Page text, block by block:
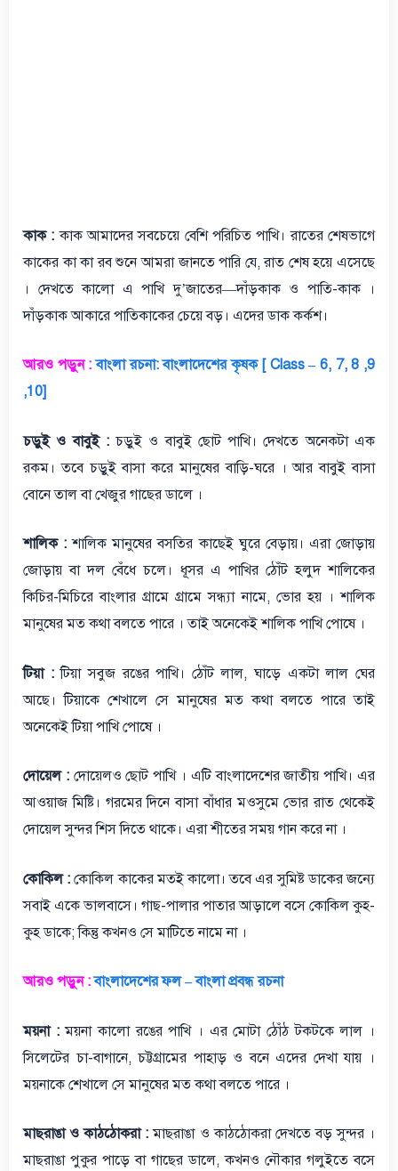
কাক :কাক আমাদের সবচেয়ে বেশি পরিচিত পাখি। রাতের শেষভাগে
কাকের কা কা রব শুনে আমরা জানতে পারি যে, রাত শেষ হয়ে এসেছে
। দেখতে কালো এ পাখি দু’জাতের—দাঁড়কাক ও পাতি-কাক ।
দাঁড়কাক আকারে পাতিকাকের চেয়ে বড়। এদের ডাক কর্কশ।
আরও পড়ুন : বাংলা রচনা: বাংলাদেশের কৃষক [ Class – 6, 7, 8 ,9
,10]
চড়ুই ও বাবুই :চড়ুই ও বাবুই ছোট পাখি। দেখতে অনেকটা এক
রকম। তবে চড়ুই বাসা করে মানুষের বাড়ি-ঘরে । আর বাবুই বাসা
বোনে তাল বা খেজুর গাছের ডালে ।
শালিক :শালিক মানুষের বসতির কাছেই ঘুরে বেড়ায়। এরা জোড়ায়
জোড়ায় বা দল বেঁধে চলে। ধূসর এ পাখির ঠোঁট হলুদ শালিকের
কিচির-মিচিরে বাংলার গ্রামে গ্রামে সন্ধ্যা নামে, ভোর হয় । শালিক
মানুষের মত কথা বলতে পারে । তাই অনেকেই শালিক পাখি পোষে ।
টিয়া :টিয়া সবুজ রঙের পাখি। ঠোঁট লাল, ঘাড়ে একটা লাল ঘের
আছে। টিয়াকে শেখালে সে মানুষের মত কথা বলতে পারে তাই
অনেকেই টিয়া পাখি পোষে ।
দোয়েল :দোয়েলও ছোট পাখি । এটি বাংলাদেশের জাতীয় পাখি। এর
আওয়াজ মিষ্টি। গরমের দিনে বাসা বাঁধার মওসুমে ভোর রাত থেকেই
দোয়েল সুন্দর শিস দিতে থাকে। এরা শীতের সময় গান করে না ।
কোকিল : কোকিল কাকের মতই কালো। তবে এর সুমিষ্ট ডাকের জন্যে
সবাই একে ভালবাসে। গাছ-পালার পাতার আড়ালে বসে কোকিল কুহ-
কুহ ডাকে; কিন্তু কখনও সে মাটিতে নামে না ।
আরও পড়ুন : বাংলাদেশের ফল – বাংলা প্রবন্ধ রচনা
ময়না :ময়না কালো রঙের পাখি । এর মোটা ঠোঁঠ টকটকে লাল ।
সিলেটের চা-বাগানে, চট্টগ্রামের পাহাড় ও বনে এদের দেখা যায় ।
ময়নাকে শেখালে সে মানুষের মত কথা বলতে পারে ।
মাছরাঙা ও কাঠঠোকরা : মাছরাঙা ও কাঠঠোকরা দেখতে বড় সুন্দর ।
মাছরাঙা পুকুর পাড়ে বা গাছের ডালে, কখনও নৌকার গলুইতে বসে